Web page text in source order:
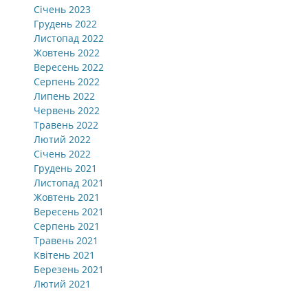
Січень 2023
Грудень 2022
Листопад 2022
Жовтень 2022
Вересень 2022
Серпень 2022
Липень 2022
Червень 2022
Травень 2022
Лютий 2022
Січень 2022
Грудень 2021
Листопад 2021
Жовтень 2021
Вересень 2021
Серпень 2021
Травень 2021
Квітень 2021
Березень 2021
Лютий 2021